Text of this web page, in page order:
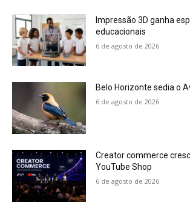
Impressão 3D ganha
educacionais
6 de agosto de 2026
Belo Horizonte sedia o
6 de agosto de 2026
Creator commerce
YouTube Shop
6 de agosto de 2026